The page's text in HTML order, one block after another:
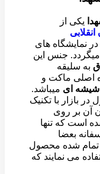
یکی از
نمایشگاه های
جنس این
به سلیقه
اصلی ماکت و
شیشه ای میباشد.
بازار با تکنیک
آن بر روی
است که تنها
بعضا
تمام شده محصول
می نمایند که